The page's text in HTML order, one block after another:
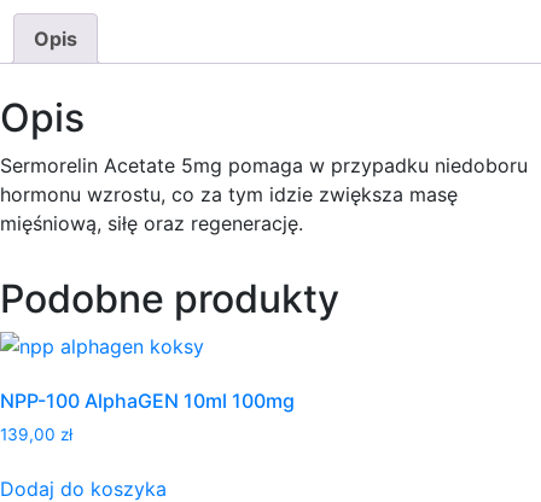
Opis
Opis
Sermorelin Acetate 5mg pomaga w przypadku niedoboru
hormonu wzrostu, co za tym idzie zwiększa masę
mięśniową, siłę oraz regenerację.
Podobne produkty
NPP-100 AlphaGEN 10ml 100mg
139,00 zł
Dodaj do koszyka